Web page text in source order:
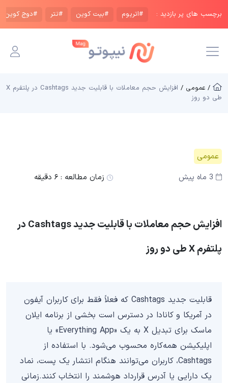
برچسب های پر بازدید : #اتریوم #بیت کوین #تتر #دوج کوین
/ عمومی /
افزایش حجم معاملات با قابلیت جدید Cashtags در پلتفرم X
طی دو روز
عمومی
3 ماه پیش
زمان مطالعه : ۶ دقیقه
افزایش حجم معاملات با قابلیت جدید Cashtags در
پلتفرم X طی دو روز
قابلیت جدید Cashtags که فعلاً فقط برای کاربران آیفون
در آمریکا و کانادا در دسترس است بخشی از برنامه ایلان
ماسک برای تبدیل X به یک «Everything App» یا
اپلیکیشن همه‌کاره محسوب می‌شود. با استفاده از
Cashtags، کاربران می‌توانند هنگام انتشار یک پست، نماد
یک دارایی یا آدرس قرارداد هوشمند را انتخاب کنند.زمانی